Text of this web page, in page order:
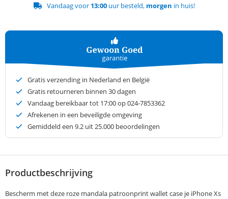
Vandaag voor 13:00uur besteld, morgen in huis!
Gratis verzending in Nederland en België
Gratis retourneren binnen 30 dagen
Vandaag bereikbaar tot 17:00 op 024-7853362
Afrekenen in een beveiligde omgeving
Gemiddeld een 9.2 uit 25.000 beoordelingen
Productbeschrijving
Bescherm met deze roze mandala patroonprint wallet case je iPhone Xs